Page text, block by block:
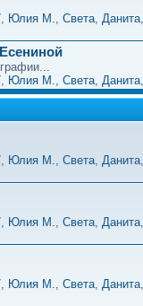
, Юлия М., Света, Данита
, Юлия М., Света, Данита
, Юлия М., Света, Данита
, Юлия М., Света, Данита
, Юлия М., Света, Данита